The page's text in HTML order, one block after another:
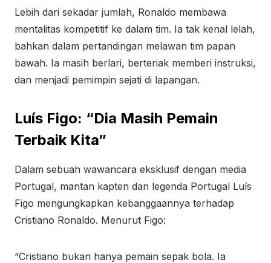
Lebih dari sekadar jumlah, Ronaldo membawa
mentalitas kompetitif ke dalam tim. Ia tak kenal lelah,
bahkan dalam pertandingan melawan tim papan
bawah. Ia masih berlari, berteriak memberi instruksi,
dan menjadi pemimpin sejati di lapangan.
Luís Figo: “Dia Masih Pemain
Terbaik Kita”
Dalam sebuah wawancara eksklusif dengan media
Portugal, mantan kapten dan legenda Portugal Luís
Figo mengungkapkan kebanggaannya terhadap
Cristiano Ronaldo. Menurut Figo:
“Cristiano bukan hanya pemain sepak bola. Ia